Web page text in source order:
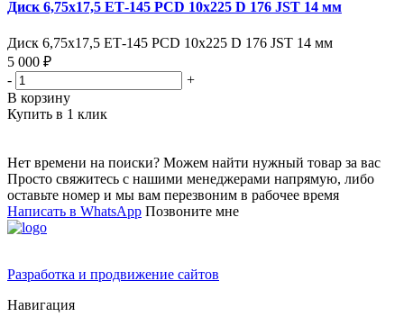
Диск 6,75х17,5 ЕТ-145 PCD 10x225 D 176 JST 14 мм
Диск 6,75х17,5 ЕТ-145 PCD 10x225 D 176 JST 14 мм
5 000 ₽
-
+
В корзину
Купить в 1 клик
Нет времени на поиски? Можем найти нужный товар за вас
Просто свяжитесь с нашими менеджерами напрямую, либо
оставьте номер и мы вам перезвоним в рабочее время
Написать в WhatsApp Позвоните мне
Разработка и продвижение сайтов
Навигация